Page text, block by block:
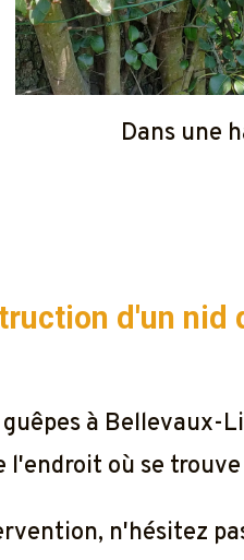
Dans une
d'un nid
à Bellevaux-
l'endroit où se
n'hésitez